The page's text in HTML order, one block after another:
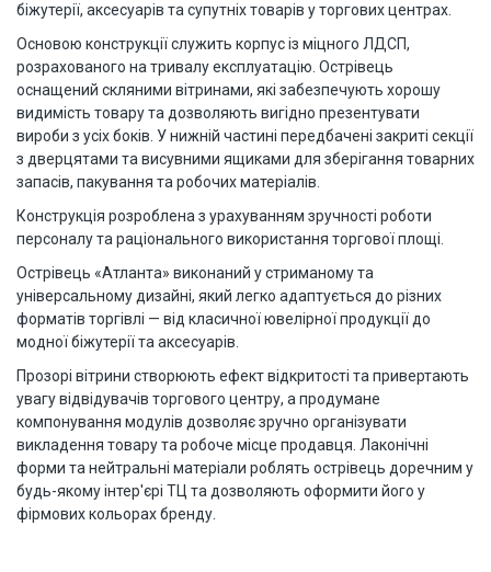
біжутерії, аксесуарів та супутніх товарів у торгових центрах.
Основою конструкції служить корпус із міцного ЛДСП,
розрахованого на тривалу експлуатацію. Острівець
оснащений скляними вітринами, які забезпечують хорошу
видимість товару та дозволяють вигідно презентувати
вироби з усіх боків. У нижній частині передбачені закриті секції
з дверцятами та висувними ящиками для зберігання товарних
запасів, пакування та робочих матеріалів.
Конструкція розроблена з урахуванням зручності роботи
персоналу та раціонального використання торгової площі.
Острівець «Атланта» виконаний у стриманому та
універсальному дизайні, який легко адаптується до різних
форматів торгівлі — від класичної ювелірної продукції до
модної біжутерії та аксесуарів.
Прозорі вітрини створюють ефект відкритості та привертають
увагу відвідувачів торгового центру, а продумане
компонування модулів дозволяє зручно організувати
викладення товару та робоче місце продавця. Лаконічні
форми та нейтральні матеріали роблять острівець доречним у
будь-якому інтер'єрі ТЦ та дозволяють оформити його у
фірмових кольорах бренду.